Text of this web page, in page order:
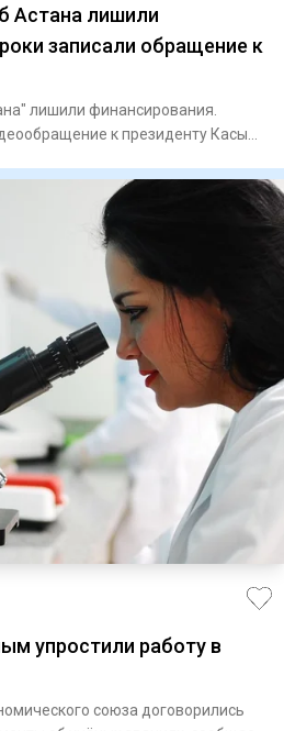
Астана лишили
записали обращение к
лишили финансирования.
к президенту Касым-
упростили работу в
союза договорились